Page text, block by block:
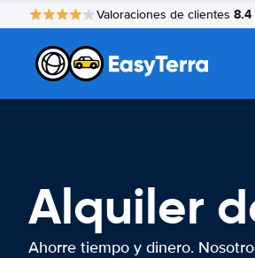
Valoraciones de clientes 8.4
Alquiler
Ahorre tiempo y dinero.